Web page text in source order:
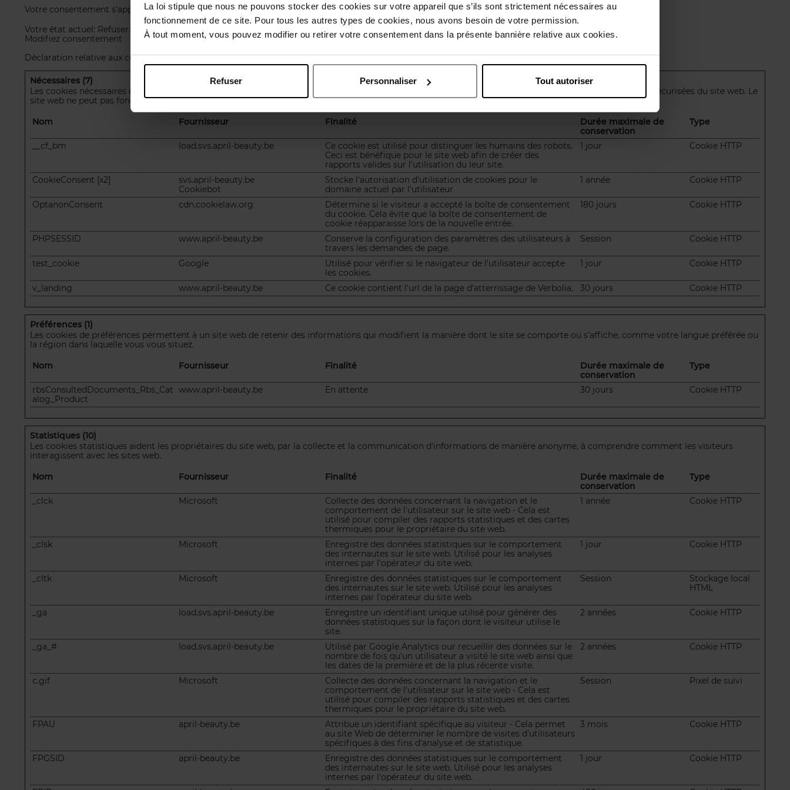
La loi stipule que nous ne pouvons stocker des cookies sur votre appareil que s’ils sont strictement nécessaires au
fonctionnement de ce site. Pour tous les autres types de cookies, nous avons besoin de votre permission.
À tout moment, vous pouvez modifier ou retirer votre consentement dans la présente bannière relative aux cookies.
Refuser Personnaliser Tout autoriser
Votre consentement s'applique aux domaines suivants : www.april-beauty.be
Votre état ​​actuel: Refuser.
Modifiez consentement
Déclaration relative aux cookies mise à jour le 27/07/2026 parCookiebot:
Nécessaires (7)
Les cookies nécessaires contribuent à rendre un site web utilisable en activant des fonctions de base comme la navigation de page et l'accès aux zones sécurisées du site web. Le
site web ne peut pas fonctionner correctement sans ces cookies.
Nom
Fournisseur Finalité
Durée maximale de
conservation
Type
__cf_bm load.svs.april-beauty.be
Ce cookie est utilisé pour distinguer les humains des robots.
Ceci est bénéfique pour le site web afin de créer des
rapports valides sur l'utilisation du leur site.
1 jour Cookie HTTP
CookieConsent [x2]
svs.april-beauty.be
Cookiebot
Stocke l'autorisation d'utilisation de cookies pour le
domaine actuel par l'utilisateur
1 année Cookie HTTP
OptanonConsent cdn.cookielaw.org
Détermine si le visiteur a accepté la boîte de consentement
du cookie. Cela évite que la boîte de consentement de
cookie réapparaisse lors de la nouvelle entrée.
180 jours Cookie HTTP
PHPSESSID www.april-beauty.be
Conserve la configuration des paramètres des utilisateurs à
travers les demandes de page.
Session Cookie HTTP
test_cookie Google
Utilisé pour vérifier si le navigateur de l'utilisateur accepte
les cookies.
1 jour Cookie HTTP
v_landing www.april-beauty.be Ce cookie contient l'url de la page d'atterrissage de Verbolia. 30 jours Cookie HTTP
Préférences (1)
Les cookies de préférences permettent à un site web de retenir des informations qui modifient la manière dont le site se comporte ou s’affiche, comme votre langue préférée ou
la région dans laquelle vous vous situez.
Nom
Fournisseur Finalité
Durée maximale de
conservation
Type
rbsConsultedDocuments_Rbs_Cat
alog_Product
www.april-beauty.be En attente 30 jours Cookie HTTP
Statistiques (10)
Les cookies statistiques aident les propriétaires du site web, par la collecte et la communication d'informations de manière anonyme, à comprendre comment les visiteurs
interagissent avec les sites web.
Nom
Fournisseur Finalité
Durée maximale de
conservation
Type
_clck Microsoft
Collecte des données concernant la navigation et le
comportement de l'utilisateur sur le site web - Cela est
utilisé pour compiler des rapports statistiques et des cartes
thermiques pour le propriétaire du site web.
1 année Cookie HTTP
_clsk Microsoft
Enregistre des données statistiques sur le comportement
des internautes sur le site web. Utilisé pour les analyses
internes par l'opérateur du site web.
1 jour Cookie HTTP
_cltk Microsoft
Enregistre des données statistiques sur le comportement
des internautes sur le site web. Utilisé pour les analyses
internes par l'opérateur du site web.
Session
Stockage local
HTML
_ga load.svs.april-beauty.be
Enregistre un identifiant unique utilisé pour générer des
données statistiques sur la façon dont le visiteur utilise le
site.
2 années Cookie HTTP
_ga_# load.svs.april-beauty.be
Utilisé par Google Analytics our recueillir des données sur le
nombre de fois qu'un utilisateur a visité le site web ainsi que
les dates de la première et de la plus récente visite.
2 années Cookie HTTP
c.gif Microsoft
Collecte des données concernant la navigation et le
comportement de l'utilisateur sur le site web - Cela est
utilisé pour compiler des rapports statistiques et des cartes
thermiques pour le propriétaire du site web.
Session Pixel de suivi
FPAU april-beauty.be
Attribue un identifiant spécifique au visiteur - Cela permet
au site Web de déterminer le nombre de visites d'utilisateurs
spécifiques à des fins d'analyse et de statistique.
3 mois Cookie HTTP
FPGSID april-beauty.be
Enregistre des données statistiques sur le comportement
des internautes sur le site web. Utilisé pour les analyses
internes par l'opérateur du site web.
1 jour Cookie HTTP